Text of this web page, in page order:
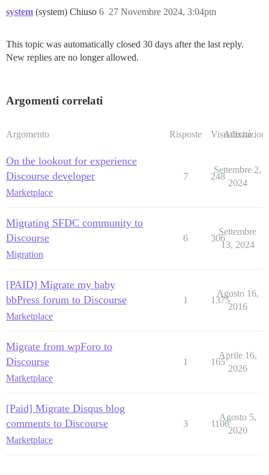
system (system) Chiuso 27 Novembre 2024, 3:04pm
6
This topic was automatically closed 30 days after the last reply.
New replies are no longer allowed.
Argomenti correlati
Argomento Risposte Visualizzazioni
Attività
On the lookout for experience
Discourse developer
Marketplace
7 248
Settembre 2,
2024
Migrating SFDC community to
Discourse
Migration
6 306
Settembre
13, 2024
[PAID] Migrate my baby
bbPress forum to Discourse
Marketplace
1 1375
Agosto 16,
2016
Migrate from wpForo to
Discourse
Marketplace
1 165
Aprile 16,
2026
[Paid] Migrate Disqus blog
comments to Discourse
Marketplace
3 1106
Agosto 5,
2020